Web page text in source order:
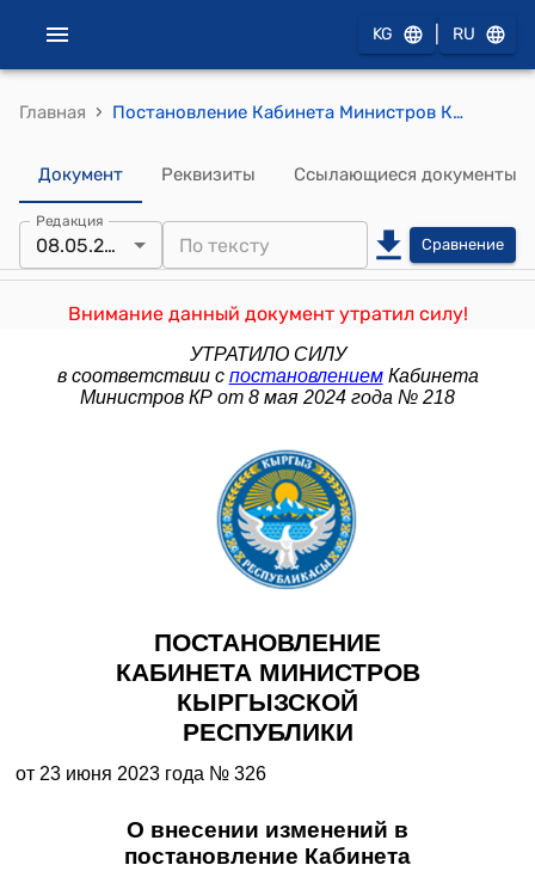
KG RU
Главная › Постановление Кабинета Министров Кыргызской Республики от 23 июня 2023 года № 326 "О внесении изменений в постановление Кабинета Министров Кыргызской Республики "О введении временного запрета (моратория) на проведение проверок субъектов предпринимательства" от 30 декабря 2022 года № 725"
Документ Реквизиты Ссылающиеся документы
Редакция
08.05.2024 Сравнение
Внимание данный документ утратил силу!